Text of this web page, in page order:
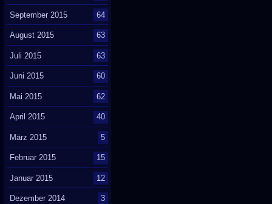
September 2015 64
August 2015 63
Juli 2015 63
Juni 2015 60
Mai 2015 62
April 2015 40
März 2015 5
Februar 2015 15
Januar 2015 12
Dezember 2014 3